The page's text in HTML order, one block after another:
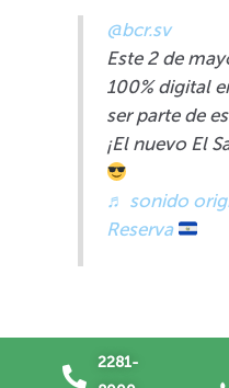
@bcr.sv
Este 2 de
100% digital
ser parte de
¡El nuevo El
♬ sonido
Reserva
2281-